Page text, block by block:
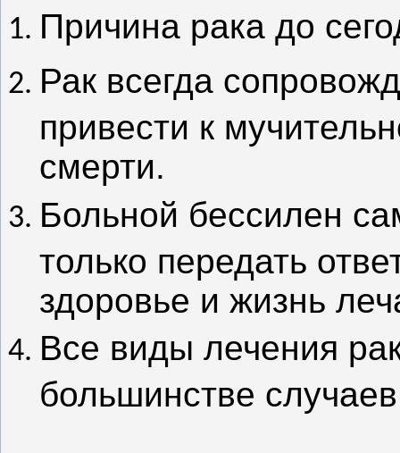
Причина рака до
Рак всегда
привести к
смерти.
Больной бессилен
только передать
здоровье и жизнь
Все виды лечения
большинстве